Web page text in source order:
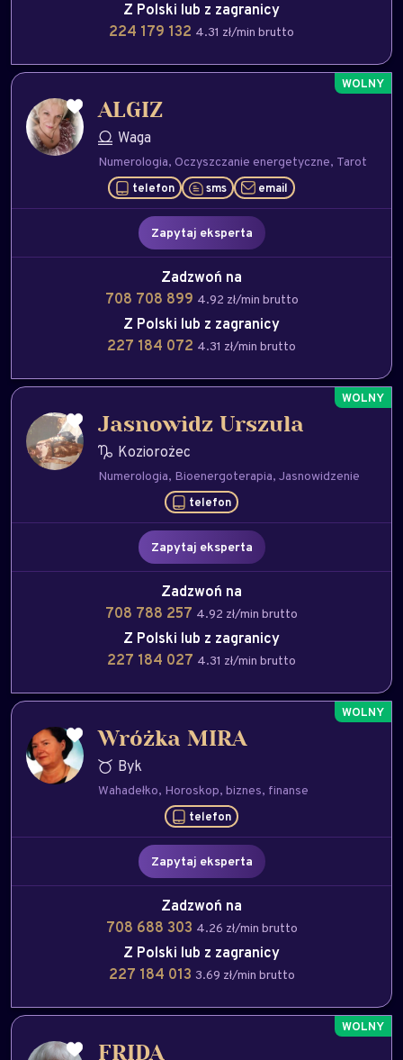
Z Polski lub z zagranicy
224 179 132 4.31 zł/min brutto
ALGIZ
Waga
Numerologia Oczyszczanie energetyczne Tarot
telefon sms email
Zapytaj eksperta
Zadzwoń na
708 708 899 4.92 zł/min brutto
Z Polski lub z zagranicy
227 184 072 4.31 zł/min brutto
Jasnowidz Urszula
Koziorożec
Numerologia Bioenergoterapia Jasnowidzenie
telefon
Zapytaj eksperta
Zadzwoń na
708 788 257 4.92 zł/min brutto
Z Polski lub z zagranicy
227 184 027 4.31 zł/min brutto
Wróżka MIRA
Byk
Wahadełko Horoskop biznes finanse
telefon
Zapytaj eksperta
Zadzwoń na
708 688 303 4.26 zł/min brutto
Z Polski lub z zagranicy
227 184 013 3.69 zł/min brutto
FRIDA